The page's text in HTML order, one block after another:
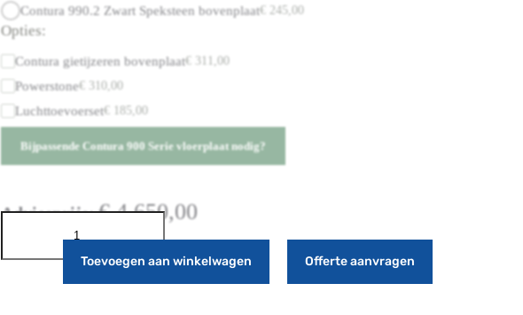
Contura 990.2 Zwart Speksteen bovenplaat€ 245,00
Opties:
Contura gietijzeren bovenplaat€ 311,00
Powerstone€ 310,00
Luchttoevoerset€ 185,00
Bijpassende Contura 900 Serie vloerplaat nodig?
Adviesprijs:€4.650,00
Toevoegen aan winkelwagen Offerte aanvragen